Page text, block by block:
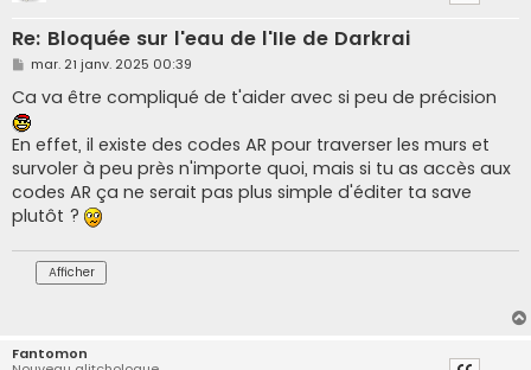
Re: Bloquée sur l'eau de l'IIe de Darkrai
M
s
s
a
g
e
mar. 21 janv. 2025 00:39
Ca va être compliqué de t'aider avec si peu de précision
En effet, il existe des codes AR pour traverser les murs et
survoler à peu près n'importe quoi, mais si tu as accès aux
codes AR ça ne serait pas plus simple d'éditer ta save
plutôt ?
Fantomon